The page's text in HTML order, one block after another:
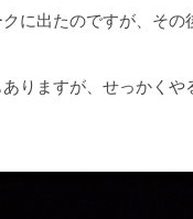
に出たのですが、そ
りますが、せっかくや